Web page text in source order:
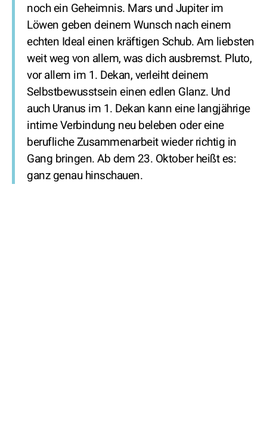
noch ein Geheimnis. Mars und Jupiter im
Löwen geben deinem Wunsch nach einem
echten Ideal einen kräftigen Schub. Am liebsten
weit weg von allem, was dich ausbremst. Pluto,
vor allem im 1. Dekan, verleiht deinem
Selbstbewusstsein einen edlen Glanz. Und
auch Uranus im 1. Dekan kann eine langjährige
intime Verbindung neu beleben oder eine
berufliche Zusammenarbeit wieder richtig in
Gang bringen. Ab dem 23. Oktober heißt es:
ganz genau hinschauen.